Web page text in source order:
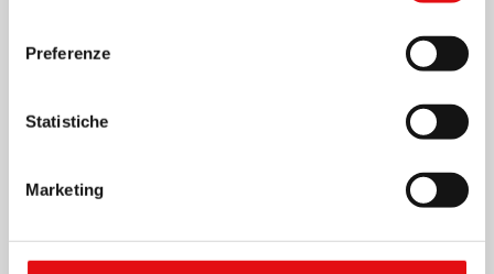
Preferenze
Statistiche
Marketing